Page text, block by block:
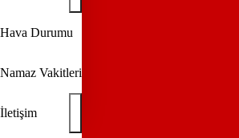
Hava Durumu
Namaz Vakitleri
İletişim